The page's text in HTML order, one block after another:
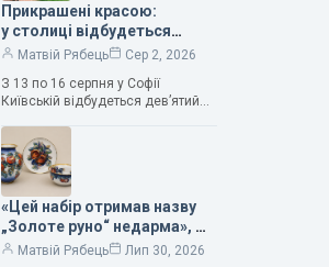
Прикрашені красою:
у столиці відбудеться
дев’ятий фестиваль
Матвій Рябець
Сер 2, 2026
З 13 по 16 серпня у Софії
Київській відбудеться дев’ятий
мистецтв Bouquet Kyiv Stage. Ця
подія традиційно…
«Цей набір отримав назву
„Золоте руно“ недарма», —
колекціонерка Людмила
Матвій Рябець
Лип 30, 2026